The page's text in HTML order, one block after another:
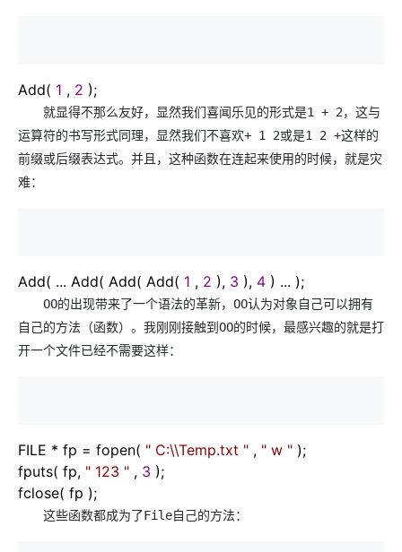
Add( 1 , 2 );
就显得不那么友好，显然我们喜闻乐见的形式是1 + 2，这与
运算符的书写形式同理，显然我们不喜欢+ 1 2或是1 2 +这样的
前缀或后缀表达式。并且，这种函数在连起来使用的时候，就是灾
难：
Add( ... Add( Add( Add( 1 , 2 ), 3 ), 4 ) ... );
OO的出现带来了一个语法的革新，OO认为对象自己可以拥有
自己的方法（函数）。我刚刚接触到OO的时候，最感兴趣的就是打
开一个文件已经不需要这样：
FILE * fp = fopen( " C:\\Temp.txt " , " w " );
fputs( fp, " 123 " , 3 );
fclose( fp );
这些函数都成为了File自己的方法：